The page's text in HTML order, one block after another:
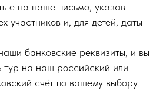
на наше письмо, указав
участников и, для детей, даты
банковские реквизиты, и вы
тур на наш российский или
счёт по вашему выбору.